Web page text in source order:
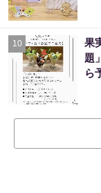
10
果
題
ら